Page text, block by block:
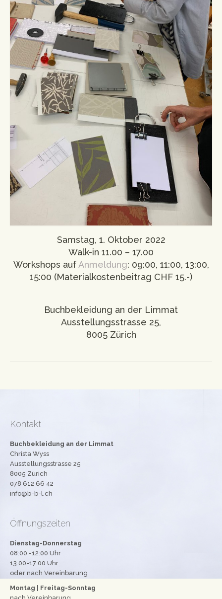
Samstag, 1. Oktober 2022
Walk-in 11.00 – 17.00
Workshops aufAnmeldung: 09:00, 11:00, 13:00,
15:00 (Materialkostenbeitrag CHF 15.-)
Buchbekleidung an der Limmat
Ausstellungsstrasse 25,
8005 Zürich
Kontakt
Buchbekleidung an der Limmat
Christa Wyss
Ausstellungsstrasse 25
8005 Zürich
078 612 66 42
info@b-b-l.ch
Öffnungszeiten
Dienstag-Donnerstag
08:00 -12:00 Uhr
13:00-17:00 Uhr
oder nach Vereinbarung
Montag | Freitag-Sonntag